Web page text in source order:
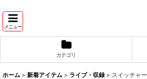
メニュー
カテゴリ
ホーム > 新着アイテム > ライブ・収録 > スイッチャー